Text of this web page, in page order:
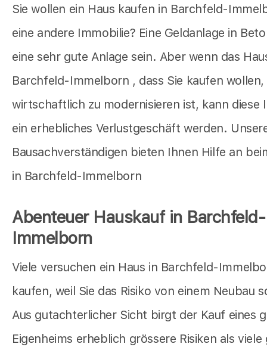
Sie wollen ein Haus kaufen in Barchfeld-
eine andere Immobilie? Eine Geldanlage in
eine sehr gute Anlage sein. Aber wenn das
Barchfeld-Immelborn , dass Sie kaufen
wirtschaftlich zu modernisieren ist, kann diese
ein erhebliches Verlustgeschäft werden.
Bausachverständigen bieten Ihnen Hilfe an
in Barchfeld-Immelborn
Abenteuer Hauskauf in Barchfeld-
Immelborn
Viele versuchen ein Haus in Barchfeld-
kaufen, weil Sie das Risiko von einem Neubau
Aus gutachterlicher Sicht birgt der Kauf eines
Eigenheims erheblich grössere Risiken als viele